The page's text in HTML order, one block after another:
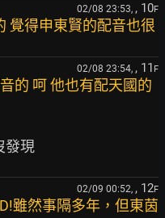
02/08 23:53, , 10F
覺得申東賢的配音也很
02/08 23:54, , 11 F
的 呵 他也有配天國的
02/09 00:52, , 12F
雖然事隔多年，但東茵